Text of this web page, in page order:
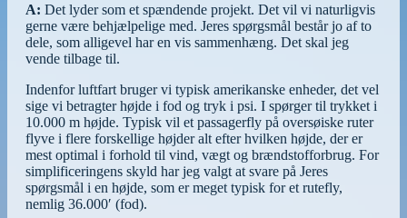
A: Det lyder som et spændende projekt. Det vil vi naturligvis
gerne være behjælpelige med. Jeres spørgsmål består jo af to
dele, som alligevel har en vis sammenhæng. Det skal jeg
vende tilbage til.
Indenfor luftfart bruger vi typisk amerikanske enheder, det vel
sige vi betragter højde i fod og tryk i psi. I spørger til trykket i
10.000 m højde. Typisk vil et passagerfly på oversøiske ruter
flyve i flere forskellige højder alt efter hvilken højde, der er
mest optimal i forhold til vind, vægt og brændstofforbrug. For
simplificeringens skyld har jeg valgt at svare på Jeres
spørgsmål i en højde, som er meget typisk for et rutefly,
nemlig 36.000′ (fod).